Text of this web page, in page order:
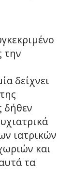
την
δείχνει
δήθεν
ιατρικών
και
τα